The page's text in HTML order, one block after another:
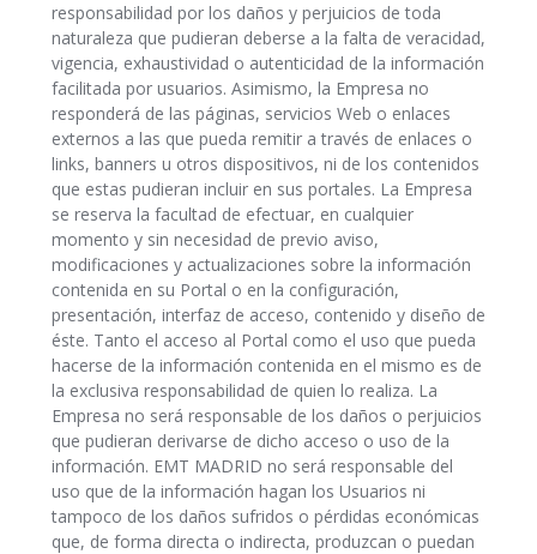
responsabilidad por los daños y perjuicios de toda
naturaleza que pudieran deberse a la falta de veracidad,
vigencia, exhaustividad o autenticidad de la información
facilitada por usuarios. Asimismo, la Empresa no
responderá de las páginas, servicios Web o enlaces
externos a las que pueda remitir a través de enlaces o
links, banners u otros dispositivos, ni de los contenidos
que estas pudieran incluir en sus portales. La Empresa
se reserva la facultad de efectuar, en cualquier
momento y sin necesidad de previo aviso,
modificaciones y actualizaciones sobre la información
contenida en su Portal o en la configuración,
presentación, interfaz de acceso, contenido y diseño de
éste. Tanto el acceso al Portal como el uso que pueda
hacerse de la información contenida en el mismo es de
la exclusiva responsabilidad de quien lo realiza. La
Empresa no será responsable de los daños o perjuicios
que pudieran derivarse de dicho acceso o uso de la
información. EMT MADRID no será responsable del
uso que de la información hagan los Usuarios ni
tampoco de los daños sufridos o pérdidas económicas
que, de forma directa o indirecta, produzcan o puedan